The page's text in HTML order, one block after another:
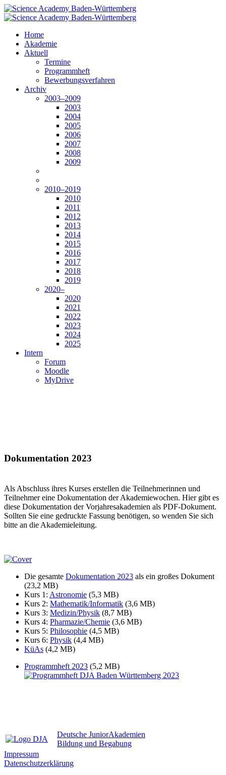
Home
Akademie
Aktuell
Termine
Programmheft
Bewerbungsverfahren
Archiv
2003–2009
2003
2004
2005
2006
2007
2008
2009
2010–2019
2010
2011
2012
2013
2014
2015
2016
2017
2018
2019
2020–
2020
2021
2022
2023
2024
2025
Intern
Forum
Moodle
MyDrive
Dokumentation 2023
Als Abschluss ihres Kurses erstellen die Teilnehmerinnen und
Teilnehmer eine Dokumentation der Akademiewochen. Hier gibt es
diese Dokumentation der Vorjahresakademien als PDF-Dokument.
Sollten Sie eine gedruckte Fassung benötigen, so wenden Sie sich
bitte an die Akademieleitung.
Die gesamte Dokumentation 2023 als ein großes Dokument
(23,2 MB)
Kurs 1: Astronomie (5,3 MB)
Kurs 2: Mathematik/Informatik (3,6 MB)
Kurs 3: Medizin/Physik (8,7 MB)
Kurs 4: Pharmazie/Chemie (3,6 MB)
Kurs 5: Philosophie (4,5 MB)
Kurs 6: Physik (4,4 MB)
KüAs (4,2 MB)
Programmheft 2023 (5,2 MB)
Deutsche JuniorAkademien
Bildung und Begabung
Impressum
Datenschutzerklärung